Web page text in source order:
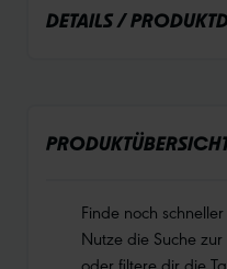
DETAILS /
Finde noch
Nutze die Suche
oder filtere dir die